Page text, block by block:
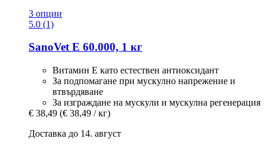
3 опции
5.0 (1)
SanoVetE 60.000, 1 кг
Витамин Е като естествен антиоксидант
За подпомагане при мускулно напрежение и
втвърдяване
За изграждане на мускули и мускулна регенерация
€ 38,49 (€ 38,49 / кг)
Доставка до 14. август